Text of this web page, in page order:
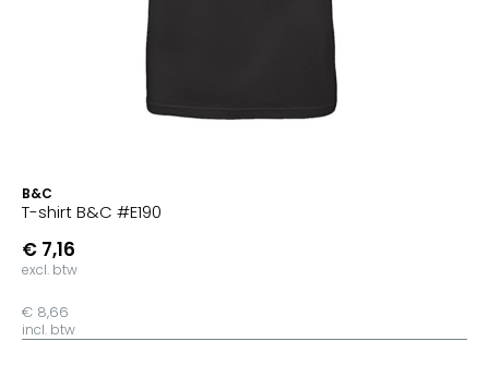
B&C
T-shirt B&C #E190
€ 7,16
excl. btw
€ 8,66
incl. btw